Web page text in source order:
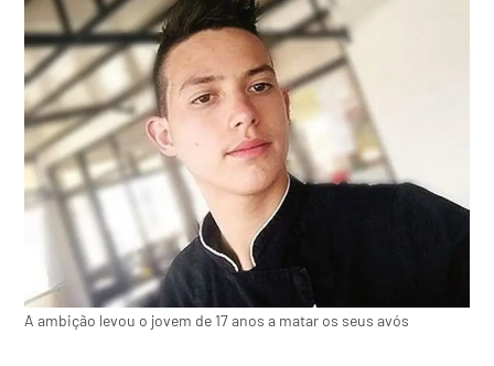
A ambição levou o jovem de 17 anos a matar os seus avós